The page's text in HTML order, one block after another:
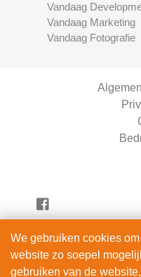
Vandaag
Vandaag Marketing
Vandaag Fotografie
Vandaag
ServiceRight
We gebruiken cookies
website zo soepel
gebruiken van de